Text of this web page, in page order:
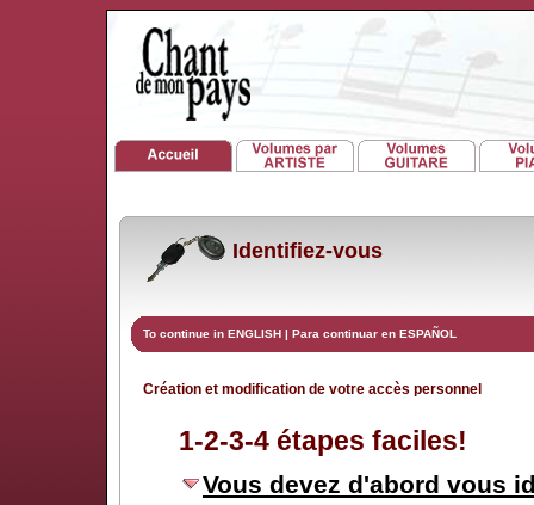
Identifiez-vous
To continue in ENGLISH | Para continuar en ESPAÑOL
Création et modification de votre accès personnel
1-2-3-4 étapes faciles!
Vous devez d'abord vous